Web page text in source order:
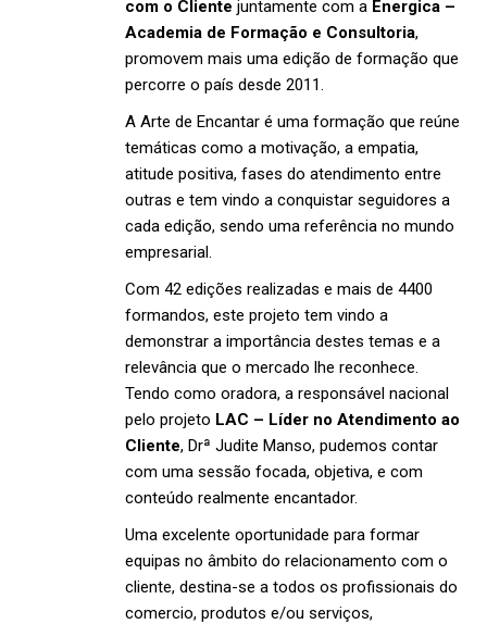
com o Cliente juntamente com a Energica –
Academia de Formação e Consultoria,
promovem mais uma edição de formação que
percorre o país desde 2011.
A Arte de Encantar é uma formação que reúne
temáticas como a motivação, a empatia,
atitude positiva, fases do atendimento entre
outras e tem vindo a conquistar seguidores a
cada edição, sendo uma referência no mundo
empresarial.
Com 42 edições realizadas e mais de 4400
formandos, este projeto tem vindo a
demonstrar a importância destes temas e a
relevância que o mercado lhe reconhece.
Tendo como oradora, a responsável nacional
pelo projeto LAC – Líder no Atendimento ao
Cliente, Drª Judite Manso, pudemos contar
com uma sessão focada, objetiva, e com
conteúdo realmente encantador.
Uma excelente oportunidade para formar
equipas no âmbito do relacionamento com o
cliente, destina-se a todos os profissionais do
comercio, produtos e/ou serviços,